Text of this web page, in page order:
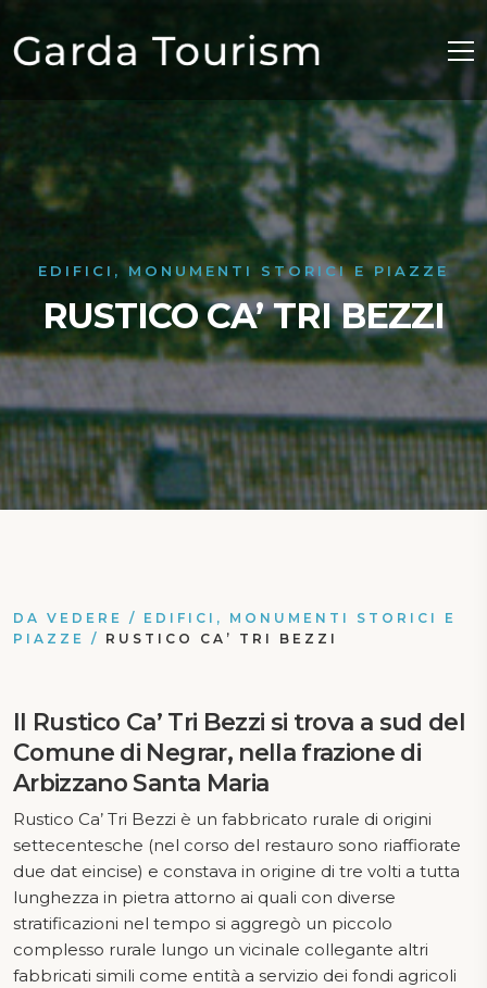
EDIFICI, MONUMENTI STORICI E PIAZZE
RUSTICO CA’ TRI BEZZI
DA VEDERE / EDIFICI, MONUMENTI STORICI E
PIAZZE / RUSTICO CA’ TRI BEZZI
Il Rustico Ca’ Tri Bezzi si trova a sud del
Comune di Negrar, nella frazione di
Arbizzano Santa Maria
Rustico Ca’ Tri Bezzi è un fabbricato rurale di origini
settecentesche (nel corso del restauro sono riaffiorate
due dat eincise) e constava in origine di tre volti a tutta
lunghezza in pietra attorno ai quali con diverse
stratificazioni nel tempo si aggregò un piccolo
complesso rurale lungo un vicinale collegante altri
fabbricati simili come entità a servizio dei fondi agricoli